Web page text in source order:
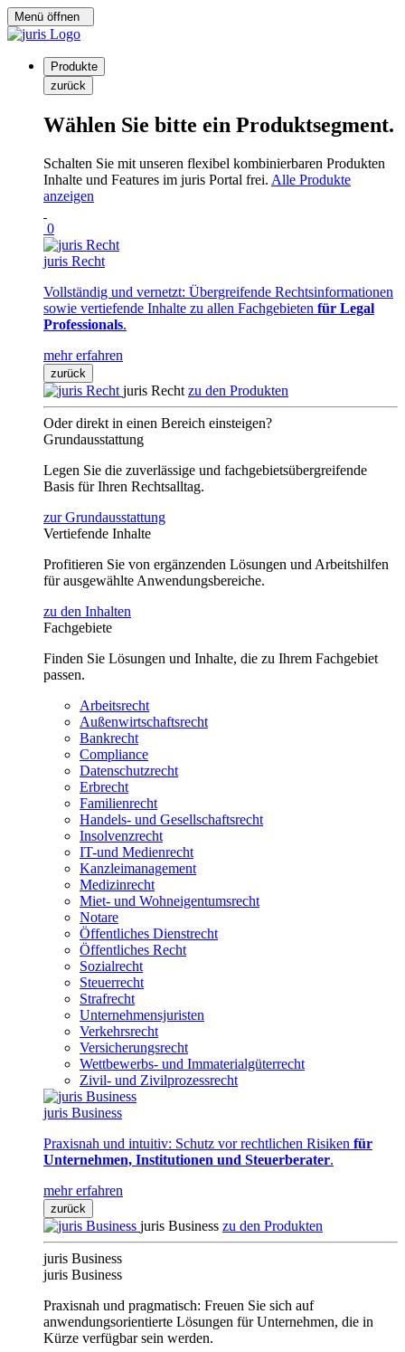
Menü öffnen
Produkte
zurück
Wählen Sie bitte ein Produktsegment.
Schalten Sie mit unseren flexibel kombinierbaren Produkten
Inhalte und Features im juris Portal frei. Alle Produkte
anzeigen
0
juris Recht
Vollständig und vernetzt: Übergreifende Rechtsinformationen
sowie vertiefende Inhalte zu allen Fachgebieten für Legal
Professionals.
mehr erfahren
zurück
juris Recht zu den Produkten
Oder direkt in einen Bereich einsteigen?
Grundausstattung
Legen Sie die zuverlässige und fachgebietsübergreifende
Basis für Ihren Rechtsalltag.
zur Grundausstattung
Vertiefende Inhalte
Profitieren Sie von ergänzenden Lösungen und Arbeitshilfen
für ausgewählte Anwendungsbereiche.
zu den Inhalten
Fachgebiete
Finden Sie Lösungen und Inhalte, die zu Ihrem Fachgebiet
passen.
Arbeitsrecht
Außenwirtschaftsrecht
Bankrecht
Compliance
Datenschutzrecht
Erbrecht
Familienrecht
Handels- und Gesellschaftsrecht
Insolvenzrecht
IT-und Medienrecht
Kanzleimanagement
Medizinrecht
Miet- und Wohneigentumsrecht
Notare
Öffentliches Dienstrecht
Öffentliches Recht
Sozialrecht
Steuerrecht
Strafrecht
Unternehmensjuristen
Verkehrsrecht
Versicherungsrecht
Wettbewerbs- und Immaterialgüterrecht
Zivil- und Zivilprozessrecht
juris Business
Praxisnah und intuitiv: Schutz vor rechtlichen Risiken für
Unternehmen, Institutionen und Steuerberater.
mehr erfahren
zurück
juris Business zu den Produkten
juris Business
juris Business
Praxisnah und pragmatisch: Freuen Sie sich auf
anwendungsorientierte Lösungen für Unternehmen, die in
Kürze verfügbar sein werden.